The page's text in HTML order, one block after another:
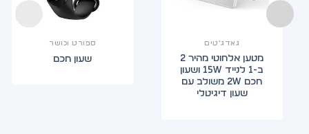
ספורט וכושר
שעון חכם
גאדג'טים
מטען אלחוטי מהיר 2
ב-1 לנייד 15W ושעון
חכם 2W משולב עם
שעון דיגיטלי